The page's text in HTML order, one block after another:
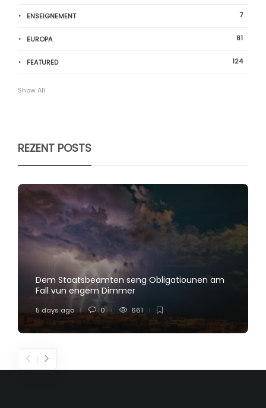
ENSEIGNEMENT 7
EUROPA 81
FEATURED 124
Show All
REZENT POSTS
Dem Staatsbeamten seng Obligatiounen am
Fall vun engem Dimmer
5 days ago 0 661